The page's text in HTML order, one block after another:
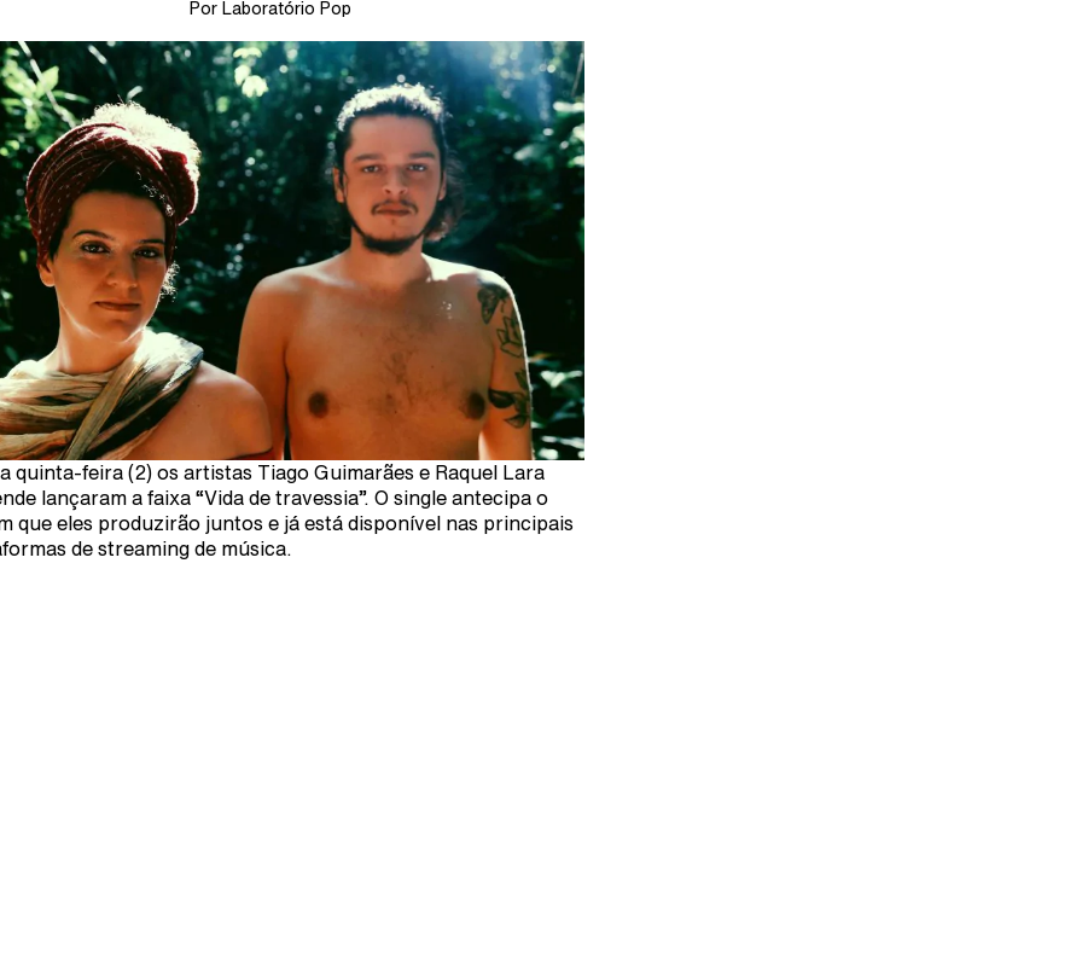
Por Laboratório Pop
quinta-feira (2) os artistas Tiago Guimarães e Raquel Lara
lançaram a faixa “Vida de travessia”. O single antecipa o
que eles produzirão juntos e já está disponível nas principais
de streaming de música.